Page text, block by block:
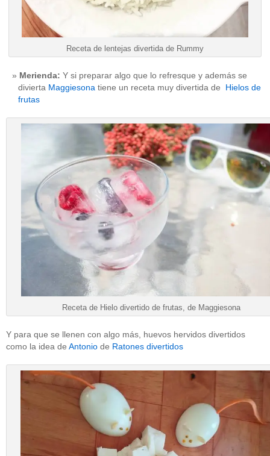
Receta de lentejas divertida de Rummy
Merienda: Y si preparar algo que lo refresque y además se
divierta Maggiesona tiene un receta muy divertida de Hielos de
frutas
Receta de Hielo divertido de frutas, de Maggiesona
Y para que se llenen con algo más, huevos hervidos divertidos
como la idea de Antonio de Ratones divertidos